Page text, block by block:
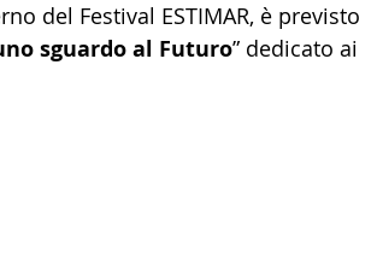
del Festival ESTIMAR, è previsto
sguardo al Futuro” dedicato ai